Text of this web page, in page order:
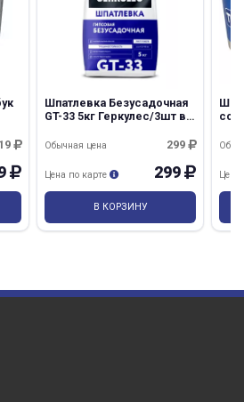
Шпатлевка Безусадочная
GT-33 5кг Геркулес/3шт в
299
Обычная цена
299
Цена по карте
В КОРЗИНУ
Цена